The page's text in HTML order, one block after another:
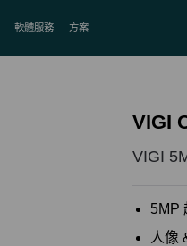
軟體服務 方案
VIGI
VIGI
5MP
人像